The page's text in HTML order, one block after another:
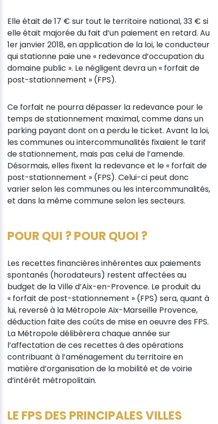
Elle était de 17 € sur tout le territoire national, 33 € si
elle était majorée du fait d’un paiement en retard. Au
1er janvier 2018, en application de la loi, le conducteur
qui stationne paie une « redevance d’occupation du
domaine public ». Le négligent devra un « forfait de
post-stationnement » (FPS).
Ce forfait ne pourra dépasser la redevance pour le
temps de stationnement maximal, comme dans un
parking payant dont on a perdu le ticket. Avant la loi,
les communes ou intercommunalités fixaient le tarif
de stationnement, mais pas celui de l’amende.
Désormais, elles fixent la redevance et le « forfait de
post-stationnement » (FPS). Celui-ci peut donc
varier selon les communes ou les intercommunalités,
et dans la même commune selon les secteurs.
POUR QUI ? POUR QUOI ?
Les recettes financières inhérentes aux paiements
spontanés (horodateurs) restent affectées au
budget de la Ville d’Aix-en-Provence. Le produit du
« forfait de post-stationnement » (FPS) sera, quant à
lui, reversé à la Métropole Aix-Marseille Provence,
déduction faite des coûts de mise en oeuvre des FPS.
La Métropole délibèrera chaque année sur
l’affectation de ces recettes à des opérations
contribuant à l’aménagement du territoire en
matière d’organisation de la mobilité et de voirie
d’intérêt métropolitain.
LE FPS DES PRINCIPALES VILLES